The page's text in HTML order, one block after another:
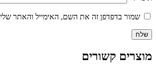
שמור בדפדפן זה את השם, האימייל והאתר
מוצרים קשורים